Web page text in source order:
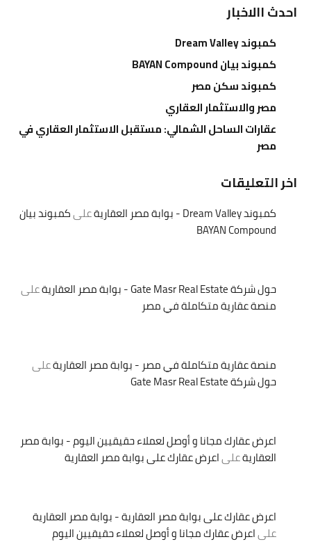
احدث االاخبار
كمبوند Dream Valley
كمبوند بيان BAYAN Compound
كمبوند سكن مصر
مصر والاستثمار العقاري
عقارات الساحل الشمالي: مستقبل الاستثمار العقاري في
مصر
اخر التعليقات
كمبوند Dream Valley - بوابة مصر العقارية علىكمبوند بيان
BAYAN Compound
حول شركة Gate Masr Real Estate - بوابة مصر العقارية
على
منصة عقارية متكاملة في مصر
منصة عقارية متكاملة في مصر - بوابة مصر العقاريةعلى
حول شركة Gate Masr Real Estate
اعرض عقارك مجانا و أوصل لعملاء حقيقيين اليوم - بوابة مصر
العقاريةعلىاعرض عقارك على بوابة مصر العقارية
اعرض عقارك على بوابة مصر العقارية - بوابة مصر العقارية
علىاعرض عقارك مجانا و أوصل لعملاء حقيقيين اليوم